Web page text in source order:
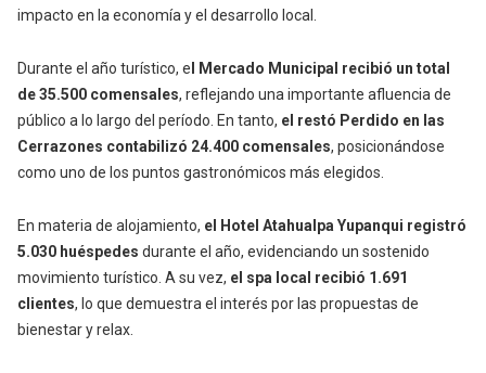
impacto en la economía y el desarrollo local.
Durante el año turístico, e l Mercado Municipal recibió un total
de 35.500 comensales, reflejando una importante afluencia de
público a lo largo del período. En tanto, el restó Perdido en las
Cerrazones contabilizó 24.400 comensales, posicionándose
como uno de los puntos gastronómicos más elegidos.
En materia de alojamiento, el Hotel Atahualpa Yupanqui registró
5.030 huéspedes durante el año, evidenciando un sostenido
movimiento turístico. A su vez, el spa local recibió 1.691
clientes, lo que demuestra el interés por las propuestas de
bienestar y relax.